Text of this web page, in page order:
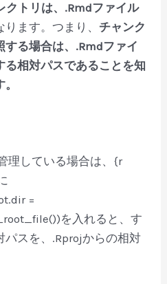
クトリは、.Rmdファイル
ります。つまり、 チャンク
る場合は、.Rmdファイ
相対パスであることを知
理している場合は、{r
=
を入れると、す
スを、.Rprojからの相対